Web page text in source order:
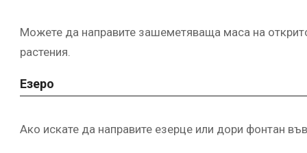
Можете да направите зашеметяваща маса на
растения.
Езеро
Ако искате да направите езерце или дори фонтан